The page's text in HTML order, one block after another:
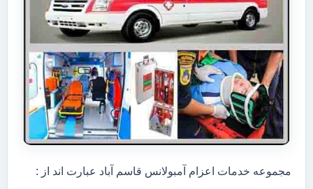
مجموعه خدمات اعزام آمبولانس قاسم آباد عبارت اند از :